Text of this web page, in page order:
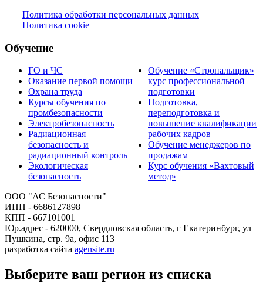
Политика обработки персональных данных
Политика cookie
Обучение
ГО и ЧС
Оказание первой помощи
Охрана труда
Курсы обучения по
промбезопасности
Электробезопасность
Радиационная
безопасность и
радиационный контроль
Экологическая
безопасность
Обучение «Стропальщик»
курс профессиональной
подготовки
Подготовка,
переподготовка и
повышение квалификации
рабочих кадров
Обучение менеджеров по
продажам
Курс обучения «Вахтовый
метод»
ООО "АС Безопасности"
ИНН - 6686127898
КПП - 667101001
Юр.адрес - 620000, Свердловская область, г Екатеринбург, ул
Пушкина, стр. 9а, офис 113
разработка сайта agensite.ru
Выберите ваш регион из списка